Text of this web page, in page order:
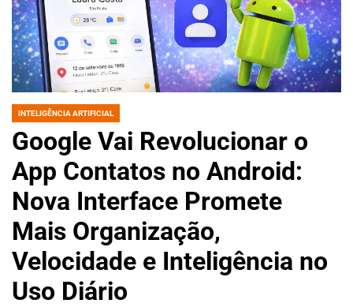
POSTED
INTELIGÊNCIA ARTIFICIAL
Google Vai Revolucionar o
App Contatos no Android:
Nova Interface Promete
Mais Organização,
Velocidade e Inteligência no
Uso Diário